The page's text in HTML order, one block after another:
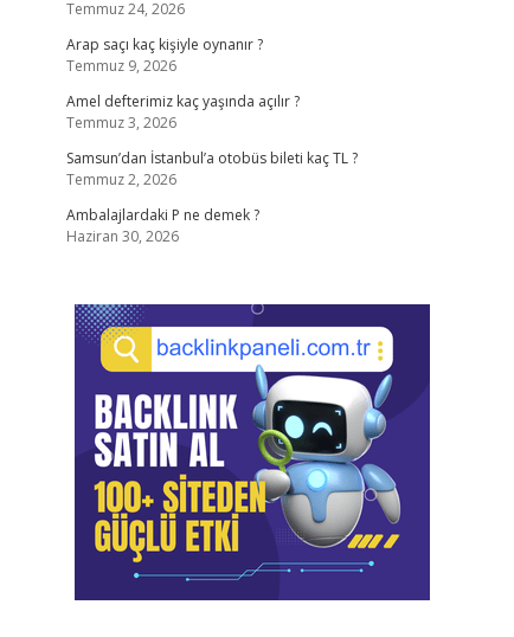
Temmuz 24, 2026
Arap saçı kaç kişiyle oynanır ?
Temmuz 9, 2026
Amel defterimiz kaç yaşında açılır ?
Temmuz 3, 2026
Samsun’dan İstanbul’a otobüs bileti kaç TL ?
Temmuz 2, 2026
Ambalajlardaki P ne demek ?
Haziran 30, 2026